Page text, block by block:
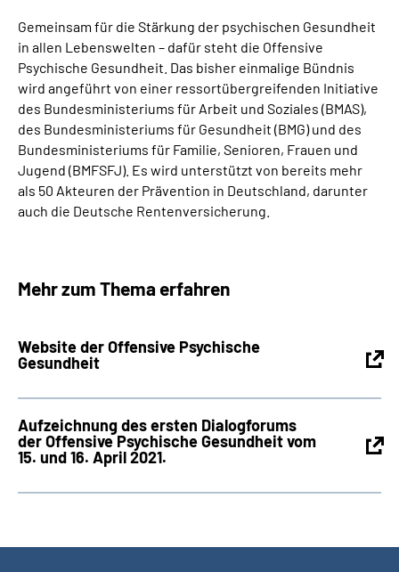
Gemeinsam für die Stärkung der psychischen Gesundheit
in allen Lebenswelten – dafür steht die Offensive
Psychische Gesundheit. Das bisher einmalige Bündnis
wird angeführt von einer ressortübergreifenden Initiative
des Bundesministeriums für Arbeit und Soziales (BMAS),
des Bundesministeriums für Gesundheit (BMG) und des
Bundesministeriums für Familie, Senioren, Frauen und
Jugend (BMFSFJ). Es wird unterstützt von bereits mehr
als 50 Akteuren der Prävention in Deutschland, darunter
auch die Deutsche Rentenversicherung.
Mehr zum Thema erfahren
Website der Offensive Psychische
Gesundheit
Aufzeichnung des ersten Dialogforums
der Offensive Psychische Gesundheit vom
15. und 16. April 2021.